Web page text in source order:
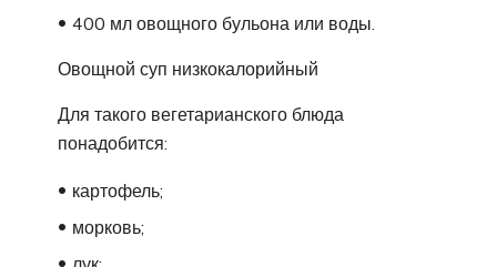
400 мл овощного бульона или воды.
Овощной суп низкокалорийный
Для такого вегетарианского блюда
понадобится:
картофель;
морковь;